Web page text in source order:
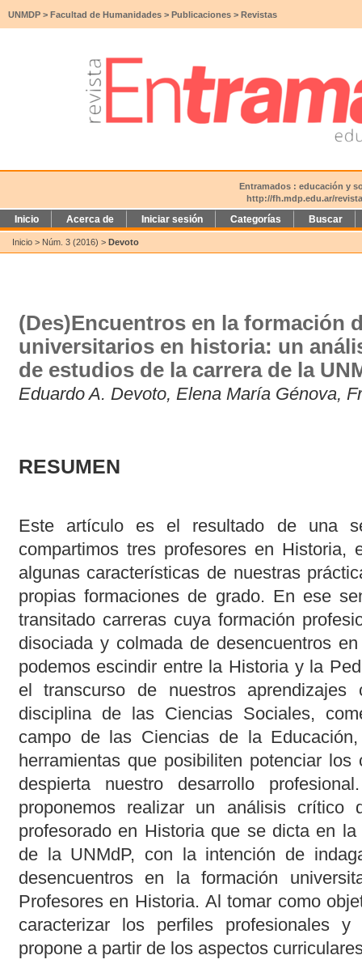
UNMDP > Facultad de Humanidades > Publicaciones > Revistas
Entramados : educación y
http://fh.mdp.edu.ar/
Inicio Acerca de Iniciar sesión Categorías Buscar
Inicio > Núm. 3 (2016) > Devoto
(Des)Encuentros en la formación
universitarios en historia: un
de estudios de la carrera de la
Eduardo A. Devoto, Elena María Génova,
RESUMEN
Este artículo es el resultado de una
compartimos tres profesores en Historia,
algunas características de nuestras
propias formaciones de grado. En ese
transitado carreras cuya formación
disociada y colmada de desencuentros
podemos escindir entre la Historia y la
el transcurso de nuestros aprendizajes
disciplina de las Ciencias Sociales,
campo de las Ciencias de la
herramientas que posibiliten potenciar
despierta nuestro desarrollo
proponemos realizar un análisis
profesorado en Historia que se dicta en
de la UNMdP, con la intención de
desencuentros en la formación
Profesores en Historia. Al tomar como
caracterizar los perfiles profesionales
propone a partir de los aspectos